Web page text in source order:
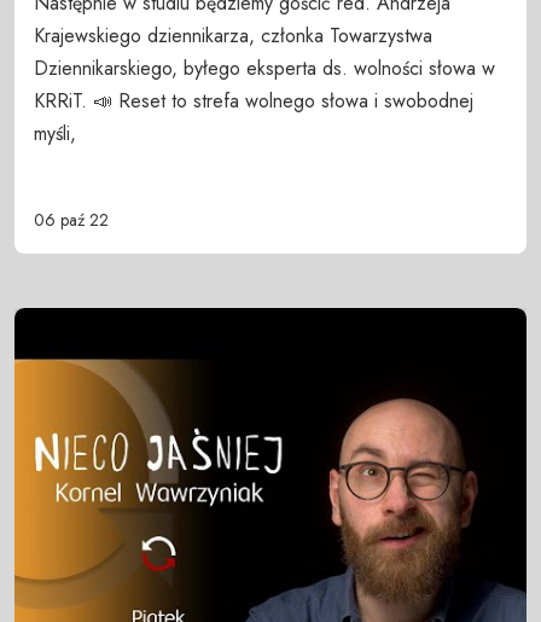
Krajewskiego dziennikarza, członka Towarzystwa
Dziennikarskiego, byłego eksperta ds. wolności słowa w
KRRiT. 📣 Reset to strefa wolnego słowa i swobodnej
myśli,
06 paź 22